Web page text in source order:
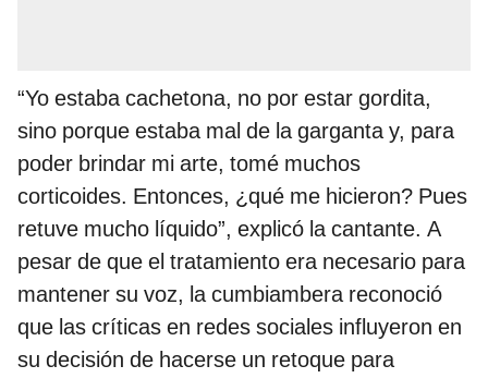
“Yo estaba cachetona, no por estar gordita,
sino porque estaba mal de la garganta y, para
poder brindar mi arte, tomé muchos
corticoides. Entonces, ¿qué me hicieron? Pues
retuve mucho líquido”, explicó la cantante. A
pesar de que el tratamiento era necesario para
mantener su voz, la cumbiambera reconoció
que las críticas en redes sociales influyeron en
su decisión de hacerse un retoque para